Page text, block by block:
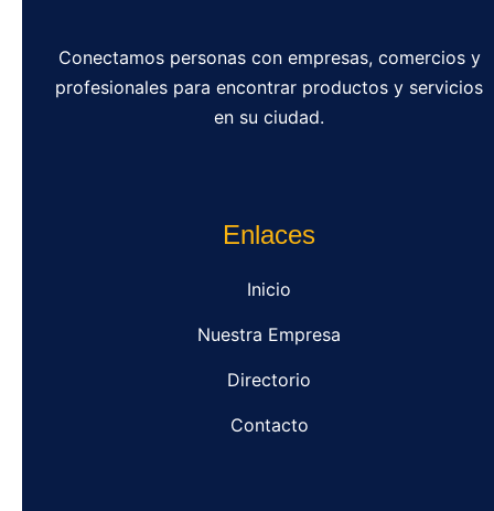
Conectamos personas con empresas, comercios y
profesionales para encontrar productos y servicios
en su ciudad.
Enlaces
Inicio
Nuestra Empresa
Directorio
Contacto